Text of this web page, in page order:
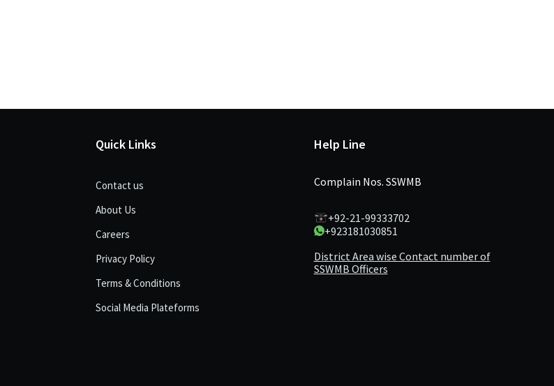
Quick Links
Contact us
About Us
Careers
Privacy Policy
Terms & Conditions
Social Media Plateforms
Help Line
Complain Nos. SSWMB
+92-21-99333702
+923181030851
District Area wise Contact number of
SSWMB Officers